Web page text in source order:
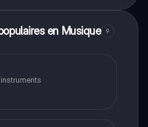
en Musique 9